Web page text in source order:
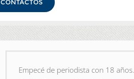
CONTACTOS
Empecé de periodista con 18 años.